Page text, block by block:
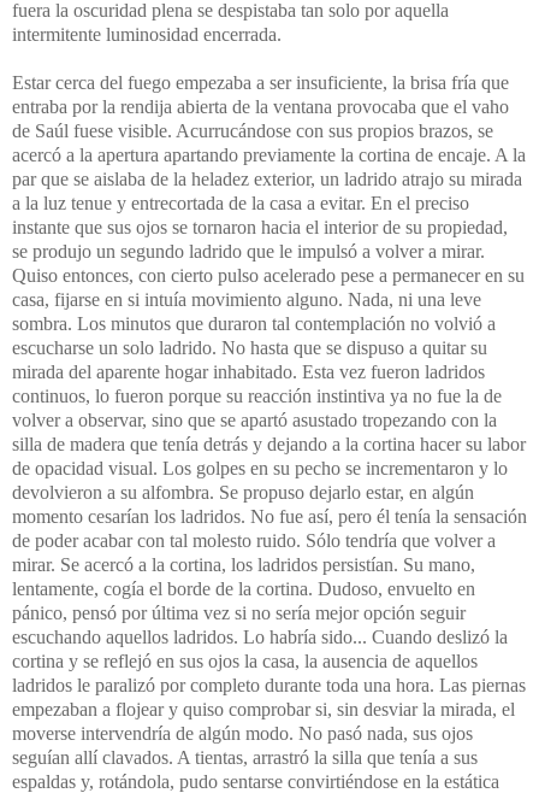
fuera la oscuridad plena se despistaba tan solo por aquella
intermitente luminosidad encerrada.
Estar cerca del fuego empezaba a ser insuficiente, la brisa fría que
entraba por la rendija abierta de la ventana provocaba que el vaho
de Saúl fuese visible. Acurrucándose con sus propios brazos, se
acercó a la apertura apartando previamente la cortina de encaje. A la
par que se aislaba de la heladez exterior, un ladrido atrajo su mirada
a la luz tenue y entrecortada de la casa a evitar. En el preciso
instante que sus ojos se tornaron hacia el interior de su propiedad,
se produjo un segundo ladrido que le impulsó a volver a mirar.
Quiso entonces, con cierto pulso acelerado pese a permanecer en su
casa, fijarse en si intuía movimiento alguno. Nada, ni una leve
sombra. Los minutos que duraron tal contemplación no volvió a
escucharse un solo ladrido. No hasta que se dispuso a quitar su
mirada del aparente hogar inhabitado. Esta vez fueron ladridos
continuos, lo fueron porque su reacción instintiva ya no fue la de
volver a observar, sino que se apartó asustado tropezando con la
silla de madera que tenía detrás y dejando a la cortina hacer su labor
de opacidad visual. Los golpes en su pecho se incrementaron y lo
devolvieron a su alfombra. Se propuso dejarlo estar, en algún
momento cesarían los ladridos. No fue así, pero él tenía la sensación
de poder acabar con tal molesto ruido. Sólo tendría que volver a
mirar. Se acercó a la cortina, los ladridos persistían. Su mano,
lentamente, cogía el borde de la cortina. Dudoso, envuelto en
pánico, pensó por última vez si no sería mejor opción seguir
escuchando aquellos ladridos. Lo habría sido... Cuando deslizó la
cortina y se reflejó en sus ojos la casa, la ausencia de aquellos
ladridos le paralizó por completo durante toda una hora. Las piernas
empezaban a flojear y quiso comprobar si, sin desviar la mirada, el
moverse intervendría de algún modo. No pasó nada, sus ojos
seguían allí clavados. A tientas, arrastró la silla que tenía a sus
espaldas y, rotándola, pudo sentarse convirtiéndose en la estática